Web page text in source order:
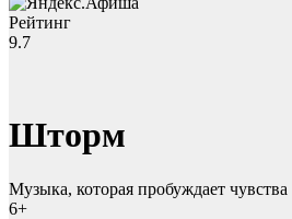
Рейтинг
9.7
Шторм
Музыка, которая пробуждает чувства
6+